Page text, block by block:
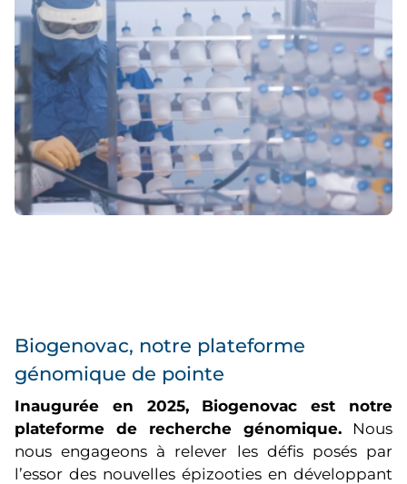
Biogenovac, notre plateforme
génomique de pointe
Inaugurée en 2025, Biogenovac est notre
plateforme de recherche génomique. Nous
nous engageons à relever les défis posés par
l’essor des nouvelles épizooties en développant